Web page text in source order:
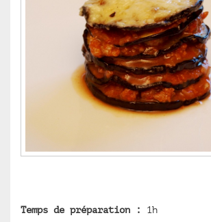
Temps de préparation : 1h